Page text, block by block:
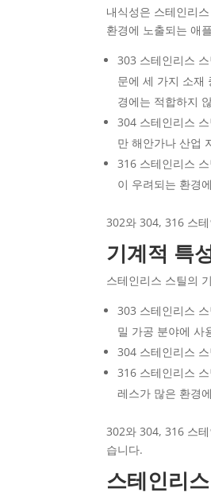
내식성은 스테인리
환경에 노출되는 애
303 스테인리스
문에 세 가지 소재
경에는 적합하지
304 스테인리스
만 해안가나 산업
316 스테인리스
이 우려되는 환경
302와 304, 316 스
기계적 특
스테인리스 스틸의
303 스테인리스
밀 가공 분야에 사
304 스테인리스
316 스테인리스
레스가 많은 환경
302와 304, 316 스
습니다.
스테인리